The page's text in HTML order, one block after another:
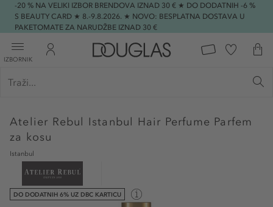
-20 % NA VELIKI IZBOR BRENDOVA IZNAD 30 € ★ DO DODATNIH -6 %
S BEAUTY CARD ★ 8.-9.8.2026. ★ NOVO: BESPLATNA DOSTAVA U
PAKETOMATE ZA NARUDŽBE IZNAD 30 €
IZBORNIK
Atelier Rebul Istanbul Hair Perfume Parfem
za kosu
Istanbul
DO DODATNIH 6% UZ DBC KARTICU